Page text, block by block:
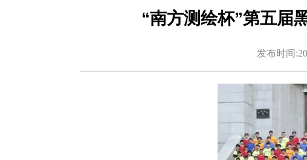
“南方测绘杯”第五届
发布时间